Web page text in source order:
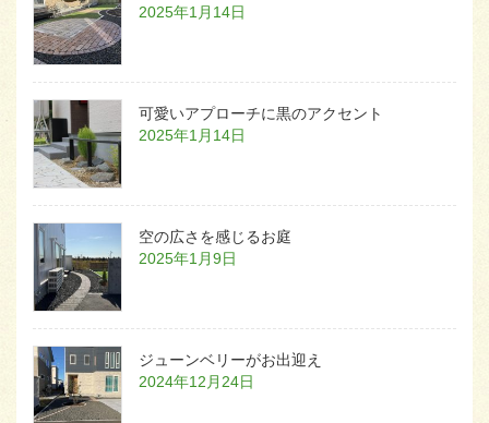
2025年1月14日
可愛いアプローチに黒のアクセント
2025年1月14日
空の広さを感じるお庭
2025年1月9日
ジューンベリーがお出迎え
2024年12月24日